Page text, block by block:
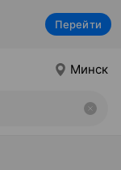
Перейти
Минск